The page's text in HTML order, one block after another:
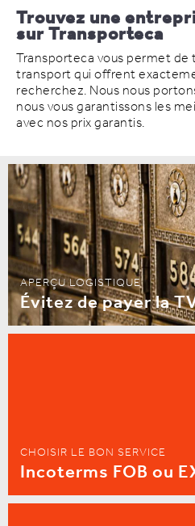
Trouvez une
sur Transporteca
Transporteca vous permet
transport qui offrent
recherchez. Nous nous
nous vous garantissons les
avec nos prix garantis.
APERÇU LOGISTIQUE
Évitez de payer la
CHOISIR LE BON SERVICE
Incoterms FOB ou